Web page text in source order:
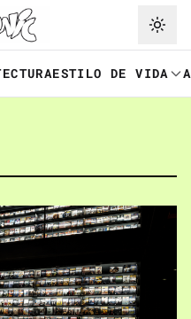
ESTILO DE VIDA